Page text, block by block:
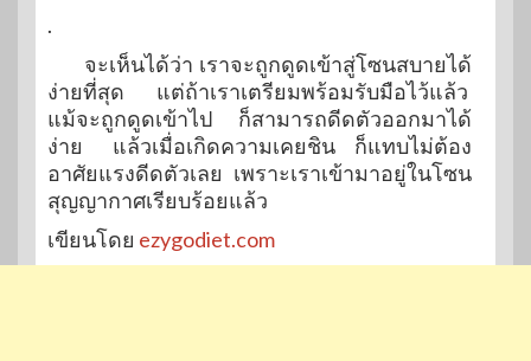
.
จะเห็นได้ว่า เราจะถูกดูดเข้าสู่โซนสบายได้
ง่ายที่สุด แต่ถ้าเราเตรียมพร้อมรับมือไว้แล้ว
แม้จะถูกดูดเข้าไป ก็สามารถดีดตัวออกมาได้
ง่าย แล้วเมื่อเกิดความเคยชิน ก็แทบไม่ต้อง
อาศัยแรงดีดตัวเลย เพราะเราเข้ามาอยู่ในโซน
สุญญากาศเรียบร้อยแล้ว
เขียนโดย ezygodiet.com